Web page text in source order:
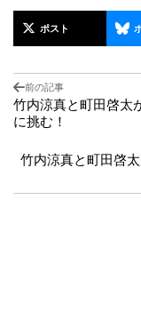
ポスト
前の記事
竹内涼真と町田啓太
に挑む！
竹内涼真と町田啓